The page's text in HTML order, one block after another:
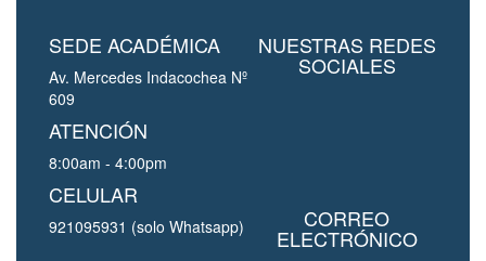
SEDE ACADÉMICA
Av. Mercedes Indacochea Nº
609
ATENCIÓN
8:00am - 4:00pm
CELULAR
921095931 (solo Whatsapp)
NUESTRAS REDES
SOCIALES
CORREO
ELECTRÓNICO